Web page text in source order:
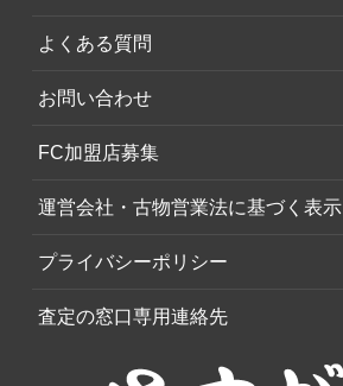
よくある質問
お問い合わせ
FC加盟店募集
運営会社・古物営業法に基づく表示
プライバシーポリシー
査定の窓口専用連絡先